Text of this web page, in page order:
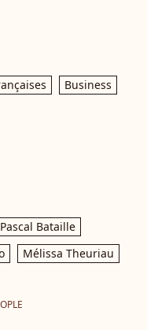
Business
Pascal Bataille
Mélissa Theuriau